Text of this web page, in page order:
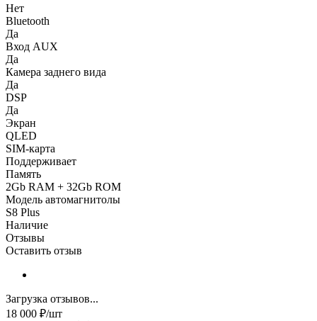
Нет
Bluetooth
Да
Вход AUX
Да
Камера заднего вида
Да
DSP
Да
Экран
QLED
SIM-карта
Поддерживает
Память
2Gb RAM + 32Gb ROM
Модель автомагнитолы
S8 Plus
Наличие
Отзывы
Оставить отзыв
Загрузка отзывов...
18 000 ₽/шт